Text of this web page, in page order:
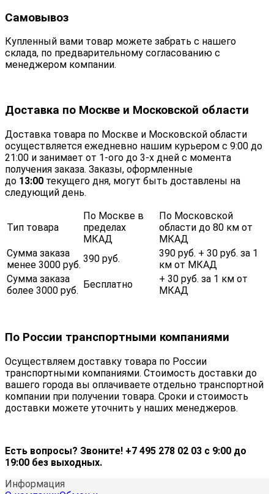
Самовывоз
Купленный вами товар можете забрать с нашего
склада, по предварительному согласованию с
менеджером компании.
Доставка по Москве и Московской области
Доставка товара по Москве и Московской области
осуществляется ежедневно нашим курьером с 9:00 до
21:00 и занимает от 1-ого до 3-х дней с момента
получения заказа. Заказы, оформленные
до 13:00 текущего дня, могут быть доставлены на
следующий день.
Тип товара
По Москве в
пределах
МКАД
По Московской
области до 80 км от
МКАД
Сумма заказа
менее 3000 руб.
390 руб.
390 руб. + 30 руб. за 1
км от МКАД
Сумма заказа
более 3000 руб.
Бесплатно
+ 30 руб. за 1 км от
МКАД
По России транспортными компаниями
Осуществляем доставку товара по России
транспортными компаниями. Стоимость доставки до
вашего города вы оплачиваете отдельно транспортной
компании при получении товара. Сроки и стоимость
доставки можете уточнить у наших менеджеров.
Есть вопросы? Звоните! +7 495 278 02 03 с 9:00 до
19:00 без выходных.
Информация